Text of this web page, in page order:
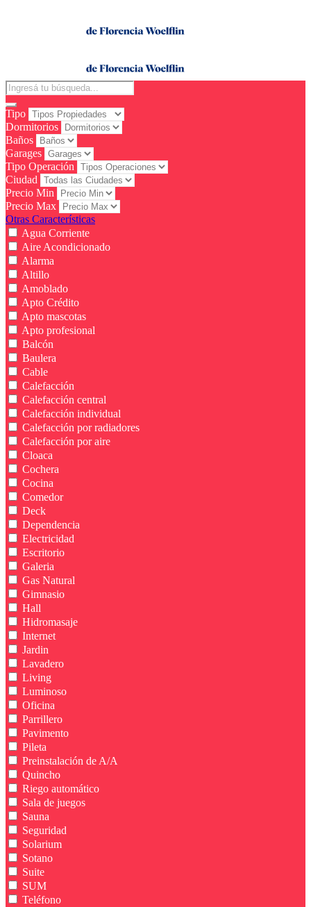
Tipo
Dormitorios
Baños
Garages
Tipo Operación
Ciudad
Precio Min
Precio Max
Otras Características
Agua Corriente
Aire Acondicionado
Alarma
Altillo
Amoblado
Apto Crédito
Apto mascotas
Apto profesional
Balcón
Baulera
Cable
Calefacción
Calefacción central
Calefacción individual
Calefacción por radiadores
Calefacción por aire
Cloaca
Cochera
Cocina
Comedor
Deck
Dependencia
Electricidad
Escritorio
Galeria
Gas Natural
Gimnasio
Hall
Hidromasaje
Internet
Jardin
Lavadero
Living
Luminoso
Oficina
Parrillero
Pavimento
Pileta
Preinstalación de A/A
Quincho
Riego automático
Sala de juegos
Sauna
Seguridad
Solarium
Sotano
Suite
SUM
Teléfono